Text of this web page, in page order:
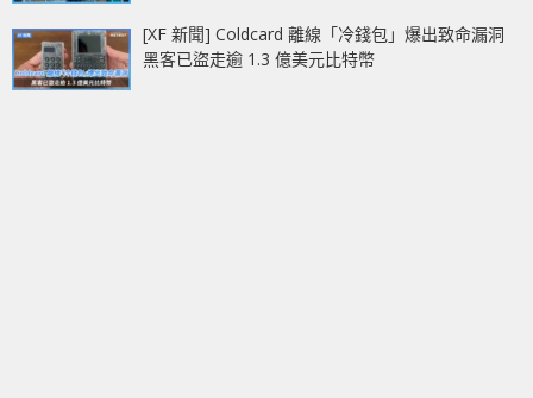
[XF 新聞] Coldcard 離線「冷錢包」爆出致命漏洞
黑客已盜走逾 1.3 億美元比特幣